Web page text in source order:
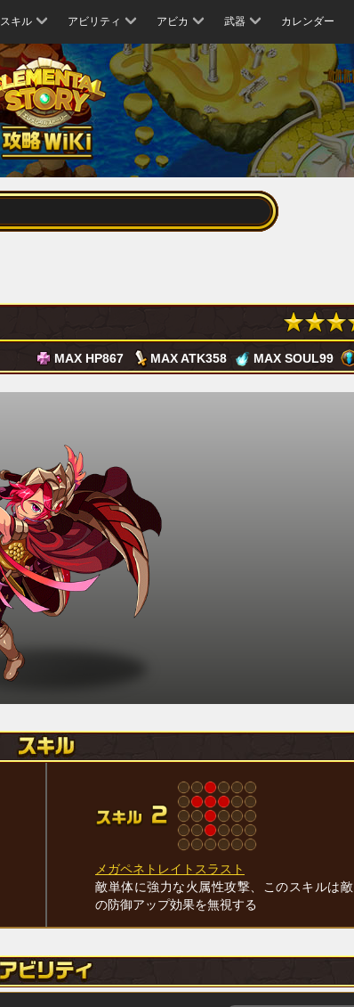
スキル アビリティ アビカ 武器 カレンダー
MAX HP867 MAX ATK358 MAX SOUL99
メガペネトレイトスラスト
敵単体に強力な火属性攻撃、このスキルは敵
の防御アップ効果を無視する